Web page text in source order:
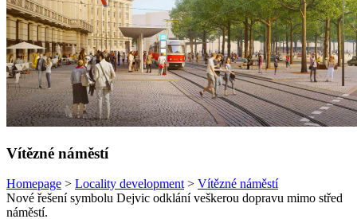
Vítězné náměstí
Homepage > Locality development > Vítězné náměstí
Nové řešení symbolu Dejvic odklání veškerou dopravu mimo střed
náměstí.